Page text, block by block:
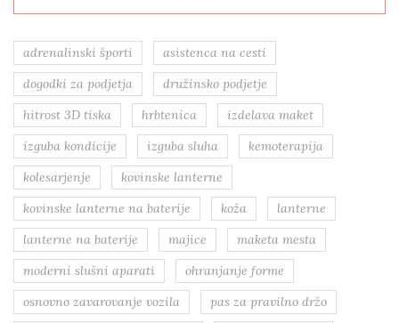
adrenalinski športi
asistenca na cesti
dogodki za podjetja
družinsko podjetje
hitrost 3D tiska
hrbtenica
izdelava maket
izguba kondicije
izguba sluha
kemoterapija
kolesarjenje
kovinske lanterne
kovinske lanterne na baterije
koža
lanterne
lanterne na baterije
majice
maketa mesta
moderni slušni aparati
ohranjanje forme
osnovno zavarovanje vozila
pas za pravilno držo